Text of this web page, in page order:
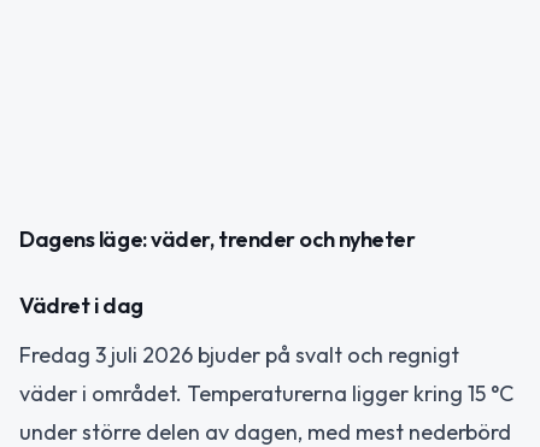
Dagens läge: väder, trender och nyheter
Vädret i dag
Fredag 3 juli 2026 bjuder på svalt och regnigt
väder i området. Temperaturerna ligger kring 15 °C
under större delen av dagen, med mest nederbörd